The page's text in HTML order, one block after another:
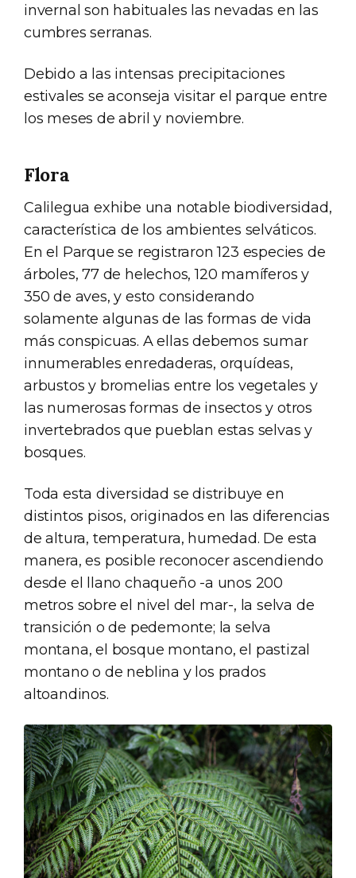
invernal son habituales las nevadas en las
cumbres serranas.
Debido a las intensas precipitaciones
estivales se aconseja visitar el parque entre
los meses de abril y noviembre.
Flora
Calilegua exhibe una notable biodiversidad,
característica de los ambientes selváticos.
En el Parque se registraron 123 especies de
árboles, 77 de helechos, 120 mamíferos y
350 de aves, y esto considerando
solamente algunas de las formas de vida
más conspicuas. A ellas debemos sumar
innumerables enredaderas, orquídeas,
arbustos y bromelias entre los vegetales y
las numerosas formas de insectos y otros
invertebrados que pueblan estas selvas y
bosques.
Toda esta diversidad se distribuye en
distintos pisos, originados en las diferencias
de altura, temperatura, humedad. De esta
manera, es posible reconocer ascendiendo
desde el llano chaqueño -a unos 200
metros sobre el nivel del mar-, la selva de
transición o de pedemonte; la selva
montana, el bosque montano, el pastizal
montano o de neblina y los prados
altoandinos.